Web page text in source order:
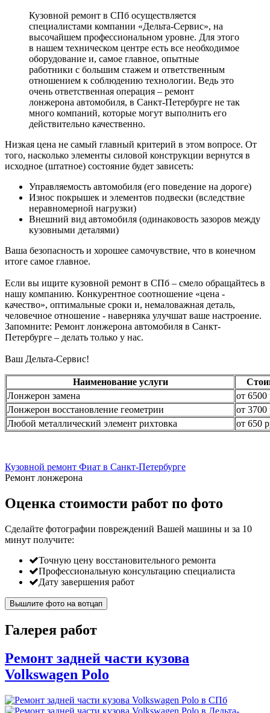
Кузовной ремонт в СПб осуществляется
специалистами компании «Дельта-Сервис», на
высочайшем профессиональном уровне. Для этого
в нашем техническом центре есть все необходимое
оборудование и, самое главное, опытные
работники с большим стажем и ответственным
отношением к соблюдению технологии. Ведь это
очень ответственная операция – ремонт
лонжерона автомобиля, в Санкт-Петербурге не так
много компаний, которые могут выполнить его
действительно качественно.
Низкая цена не самый главный критерий в этом вопросе. От
того, насколько элементы силовой конструкции вернутся в
исходное (штатное) состояние будет зависеть:
Управляемость автомобиля (его поведение на дороге)
Износ покрышек и элементов подвески (вследствие
неравномерной нагрузки)
Внешний вид автомобиля (одинаковость зазоров между
кузовными деталями)
Ваша безопасность и хорошее самочувствие, что в конечном
итоге самое главное.
Если вы ищите кузовной ремонт в СПб – смело обращайтесь в
нашу компанию. Конкурентное соотношение «цена -
качество», оптимальные сроки и, немаловажная деталь,
человечное отношение - наверняка улучшат ваше настроение.
Запомните: Ремонт лонжерона автомобиля в Санкт-
Петербурге – делать только у нас.
Ваш Дельта-Сервис!
Наименование услуги
Лонжерон замена
от 6500
Лонжерон восстановление геометрии
от 3700
Любой металлический элемент рихтовка
от 650
Кузовной ремонт Фиат в Санкт-Петербурге
Ремонт лонжерона
Оценка стоимости работ по фото
Сделайте фотографии повреждений Вашей машины и за 10
минут получите:
Точную цену восстановительного ремонта
Профессиональную консультацию специалиста
Дату завершения работ
Вышлите фото на вотцап
Галерея работ
Ремонт задней части кузова
Volkswagen Polo